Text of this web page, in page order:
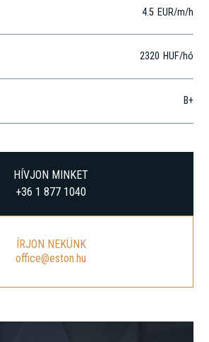
4.5 EUR/m/h
2320 HUF/hó
B+
HÍVJON MINKET
+36 1 877 1040
ÍRJON NEKÜNK
office@eston.hu